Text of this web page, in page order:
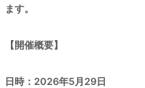
ます。
【開催概要】
日時：2026年5月29日